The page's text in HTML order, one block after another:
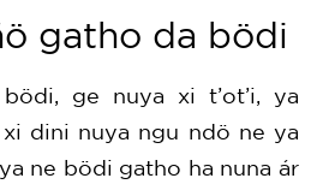
gatho da bödi
ge nuya xi t’ot’i, ya
dini nuya ngu ndö ne ya
ne bödi gatho ha nuna ár